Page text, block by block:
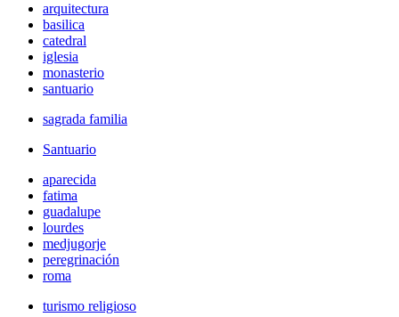
arquitectura
basilica
catedral
iglesia
monasterio
santuario
sagrada familia
Santuario
aparecida
fatima
guadalupe
lourdes
medjugorje
peregrinación
roma
turismo religioso